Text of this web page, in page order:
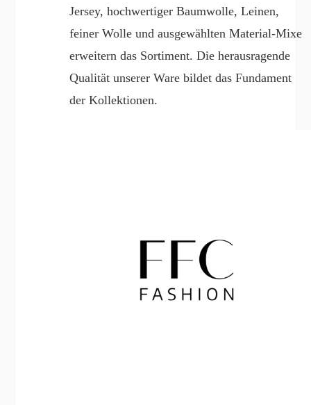
Jersey, hochwertiger Baumwolle, Leinen,
feiner Wolle und ausgewählten Material-Mixe
erweitern das Sortiment. Die herausragende
Qualität unserer Ware bildet das Fundament
der Kollektionen.